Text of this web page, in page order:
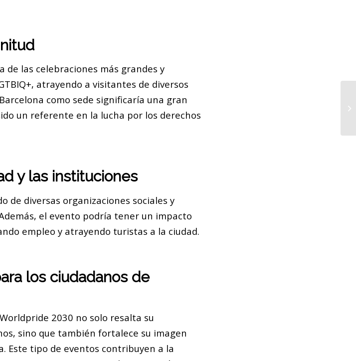
de las celebraciones más grandes y
atrayendo a visitantes de diversos
como sede significaría una gran
un referente en la lucha por los derechos
y las instituciones
de diversas organizaciones sociales y
el evento podría tener un impacto
empleo y atrayendo turistas a la ciudad.
los ciudadanos de
2030 no solo resalta su
sino que también fortalece su imagen
Este tipo de eventos contribuyen a la